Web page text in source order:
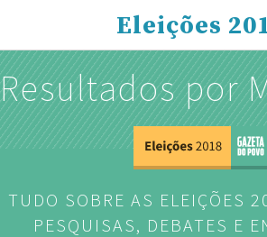
Eleições
Resultados por
TUDO SOBRE AS ELEIÇÕES
PESQUISAS, DEBATES E